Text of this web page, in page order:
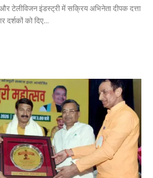
इंडस्ट्री में सक्रिय अभिनेता दीपक दत्ता
दर्शकों को दिए...